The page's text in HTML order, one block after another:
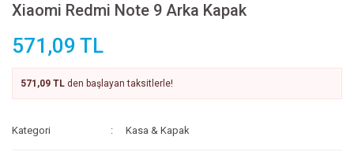
Xiaomi Redmi Note 9 Arka Kapak
571,09 TL
571,09 TL den başlayan taksitlerle!
Kategori Kasa & Kapak